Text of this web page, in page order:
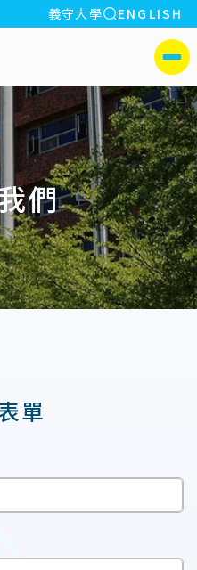
:::
義守大學 全站搜索
ENGLISH
側選單
們
單